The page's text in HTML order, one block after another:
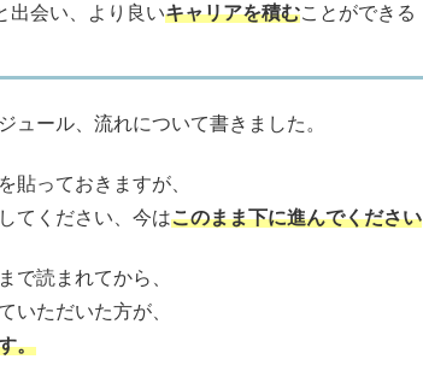
出会い、より良いキャリアを積むことができる
ュール、流れについて書きました。
貼っておきますが、
てください、今はこのまま下に進んでください
で読まれてから、
いただいた方が、
。